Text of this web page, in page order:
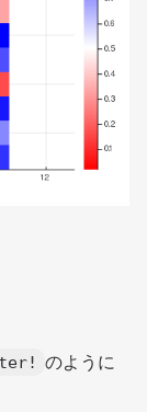
のように